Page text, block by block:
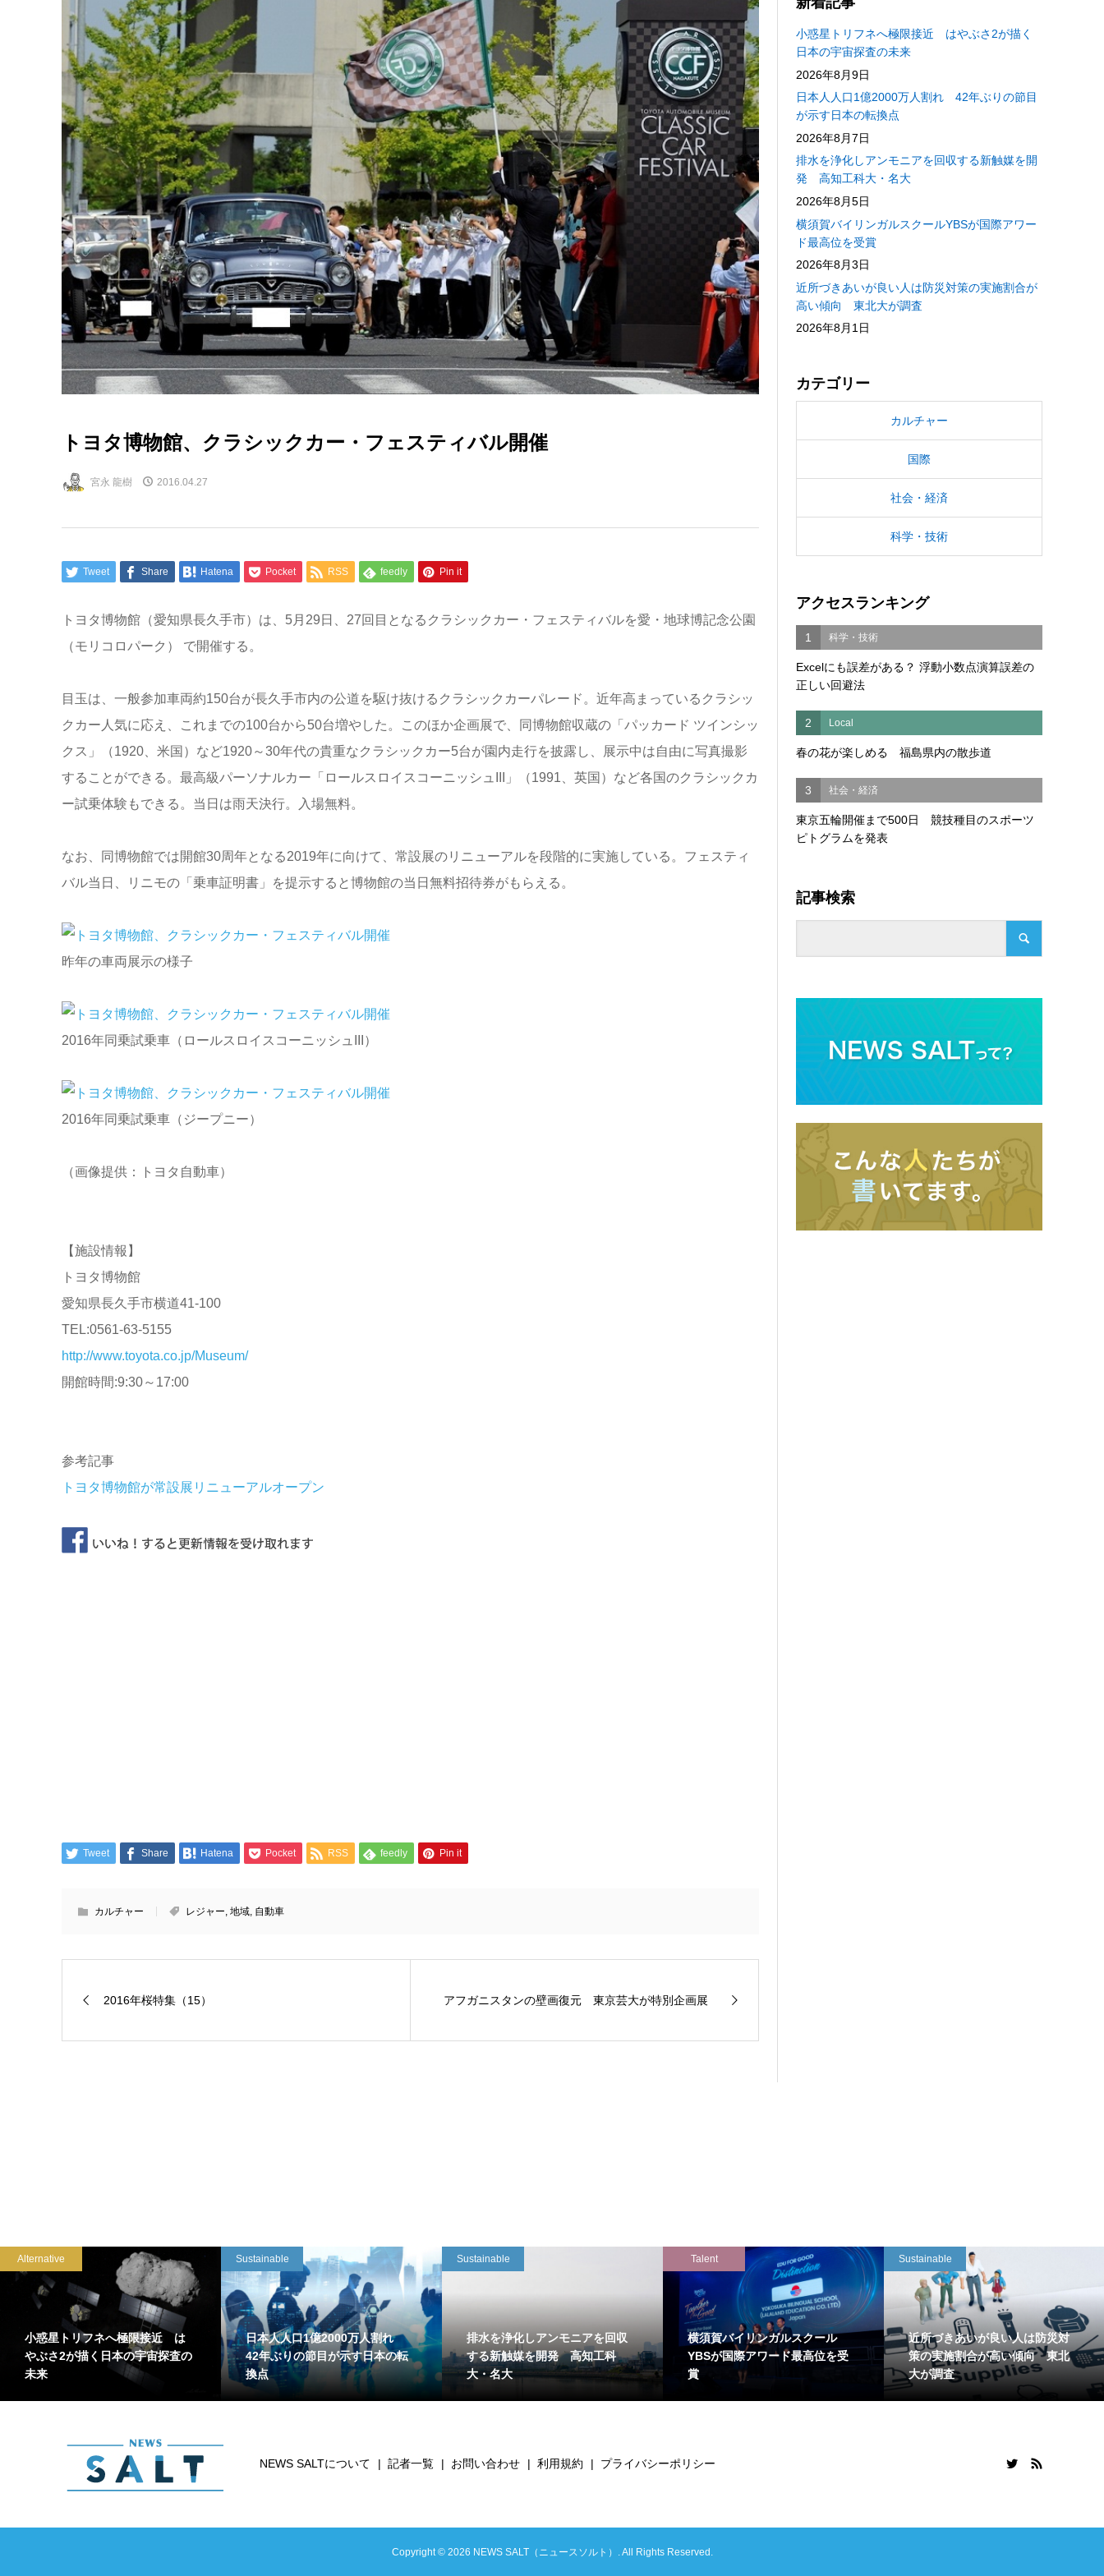
トヨタ博物館、クラシックカー・フェスティバル開催
宮永 龍樹 2016.04.27
Tweet Share Hatena Pocket RSS feedly Pin it
トヨタ博物館（愛知県長久手市）は、5月29日、27回目となるクラシックカー・フェスティバルを愛・地球博記念公園
（モリコロパーク） で開催する。
目玉は、一般参加車両約150台が長久手市内の公道を駆け抜けるクラシックカーパレード。近年高まっているクラシッ
クカー人気に応え、これまでの100台から50台増やした。このほか企画展で、同博物館収蔵の「パッカード ツインシッ
クス」（1920、米国）など1920～30年代の貴重なクラシックカー5台が園内走行を披露し、展示中は自由に写真撮影
することができる。最高級パーソナルカー「ロールスロイスコーニッシュIII」（1991、英国）など各国のクラシックカ
ー試乗体験もできる。当日は雨天決行。入場無料。
なお、同博物館では開館30周年となる2019年に向けて、常設展のリニューアルを段階的に実施している。フェスティ
バル当日、リニモの「乗車証明書」を提示すると博物館の当日無料招待券がもらえる。
昨年の車両展示の様子
2016年同乗試乗車（ロールスロイスコーニッシュIII）
2016年同乗試乗車（ジープニー）
（画像提供：トヨタ自動車）
【施設情報】
トヨタ博物館
愛知県長久手市横道41-100
TEL:0561-63-5155
http://www.toyota.co.jp/Museum/
開館時間:9:30～17:00
参考記事
トヨタ博物館が常設展リニューアルオープン
Tweet Share Hatena Pocket RSS feedly Pin it
カルチャー レジャー 地域, 自動車
2016年桜特集（15） アフガニスタンの壁画復元 東京芸大が特別企画展
小惑星トリフネへ極限接近 はやぶさ2が描く
日本の宇宙探査の未来
2026年8月9日
日本人人口1億2000万人割れ 42年ぶりの節目
が示す日本の転換点
2026年8月7日
排水を浄化しアンモニアを回収する新触媒を開
発 高知工科大・名大
2026年8月5日
横須賀バイリンガルスクールYBSが国際アワー
ド最高位を受賞
2026年8月3日
近所づきあいが良い人は防災対策の実施割合が
高い傾向 東北大が調査
2026年8月1日
カテゴリー
カルチャー
国際
社会・経済
科学・技術
アクセスランキング
1 科学・技術
Excelにも誤差がある？ 浮動小数点演算誤差の
正しい回避法
2 Local
春の花が楽しめる 福島県内の散歩道
3 社会・経済
東京五輪開催まで500日 競技種目のスポーツ
ピトグラムを発表
記事検索
Alternative
小惑星トリフネへ極限接近 は
やぶさ2が描く日本の宇宙探査の
未来
Sustainable
日本人人口1億2000万人割れ
42年ぶりの節目が示す日本の転
換点
Sustainable
排水を浄化しアンモニアを回収
する新触媒を開発 高知工科
大・名大
Talent
横須賀バイリンガルスクール
YBSが国際アワード最高位を受
賞
Sustainable
近所づきあいが良い人は防災対
策の実施割合が高い傾向 東北
大が調査
NEWS SALTについて 記者一覧 お問い合わせ 利用規約 プライバシーポリシー
Copyright ©2026 NEWS SALT（ニュースソルト）. All Rights Reserved.